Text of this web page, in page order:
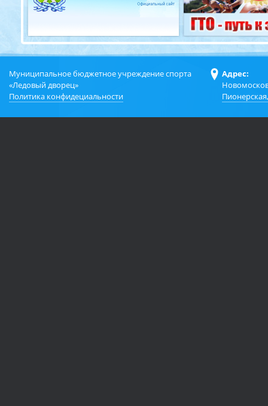
Муниципальное бюджетное учреждение спорта
«Ледовый дворец»
Политика конфидециальности
Адрес: